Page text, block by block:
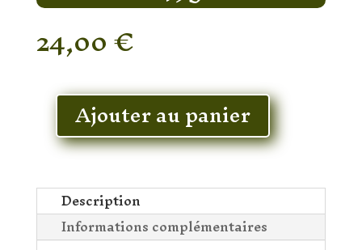
24,00€
En stock
quantité
Druse
149gr
Ajouter au panier
Description
Informations complémentaires